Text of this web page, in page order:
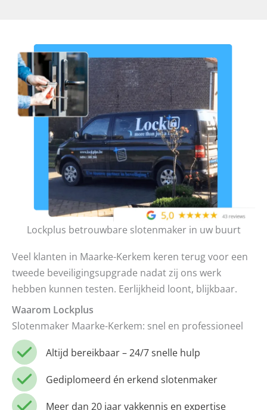
Lockplus betrouwbare slotenmaker in uw buurt
Veel klanten in Maarke-Kerkem keren terug voor een
tweede beveiligingsupgrade nadat zij ons werk
hebben kunnen testen. Eerlijkheid loont, blijkbaar.
Waarom Lockplus
Slotenmaker Maarke-Kerkem: snel en professioneel
Altijd bereikbaar – 24/7 snelle hulp
Gediplomeerd én erkend slotenmaker
Meer dan 20 jaar vakkennis en expertise